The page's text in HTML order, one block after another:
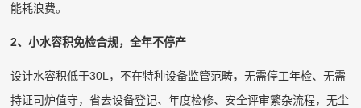
能耗浪费。
2、小水容积免检合规，全年不停产
设计水容积低于30L，不在特种设备监管范畴，无需停工年检、无需
持证司炉值守，省去设备登记、年度检修、安全评审繁杂流程，无尘